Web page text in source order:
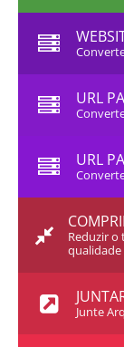
URL
URL
Reduzir
qualidade
Junte